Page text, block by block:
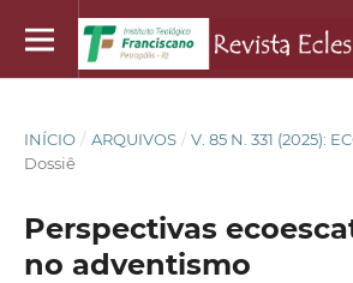
INÍCIO / ARQUIVOS / V. 85 N. 331 (2025):
Dossiê
Perspectivas
no adventismo